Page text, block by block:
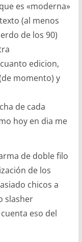
es «moderna»
(al menos
de los 90)
edicion,
momento) y
de cada
hoy en dia me
de doble filo
de los
chicos a
slasher
eso del